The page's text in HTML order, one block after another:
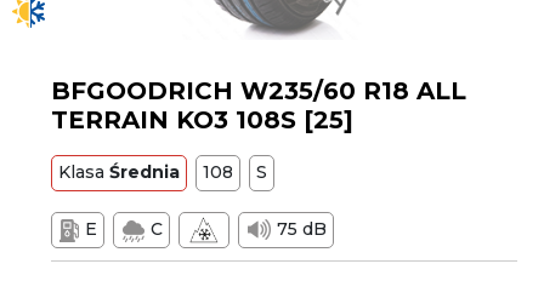
BFGOODRICH W235/60 R18 ALL
TERRAIN KO3 108S [25]
KlasaŚrednia 108 S
E C 75 dB